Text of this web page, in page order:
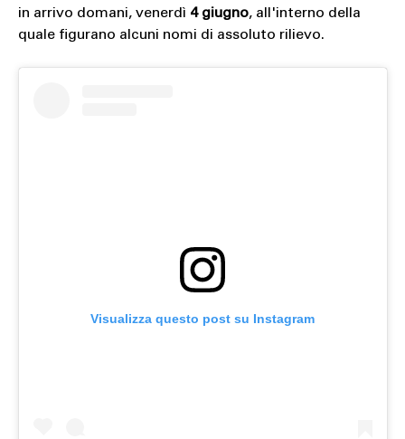
in arrivo domani, venerdì 4 giugno, all'interno della
quale figurano alcuni nomi di assoluto rilievo.
Visualizza questo post su Instagram